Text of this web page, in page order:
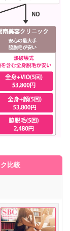
比較